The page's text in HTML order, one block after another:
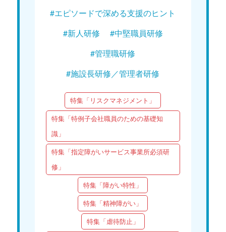
#エピソードで深める支援のヒント
#新人研修
#中堅職員研修
#管理職研修
#施設長研修／管理者研修
特集「リスクマネジメント」
特集「特例子会社職員のための基礎知
識」
特集「指定障がいサービス事業所必須研
修」
特集「障がい特性」
特集「精神障がい」
特集「虐待防止」